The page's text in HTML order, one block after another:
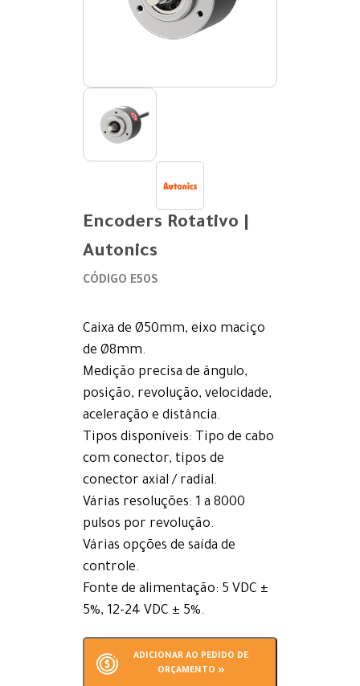
Encoders Rotativo |
Autonics
CÓDIGO E50S
Caixa de Ø50mm, eixo maciço
de Ø8mm.
Medição precisa de ângulo,
posição, revolução, velocidade,
aceleração e distância.
Tipos disponíveis: Tipo de cabo
com conector, tipos de
conector axial / radial.
Várias resoluções: 1 a 8000
pulsos por revolução.
Várias opções de saída de
controle.
Fonte de alimentação: 5 VDC ±
5%, 12-24 VDC ± 5%.
ADICIONAR AO PEDIDO DE
ORÇAMENTO »